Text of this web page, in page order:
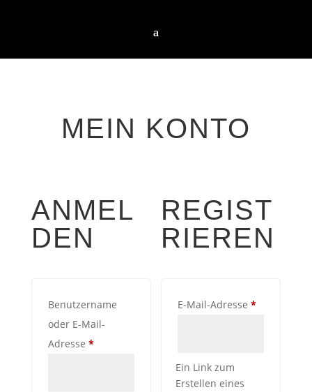
MEIN KONTO
ANMEL
DEN
Benutzername
oder E-Mail-
Adresse *Erforderlich
REGIST
RIEREN
E-Mail-Adresse*Erforderlich
Ein Link zum
Erstellen eines